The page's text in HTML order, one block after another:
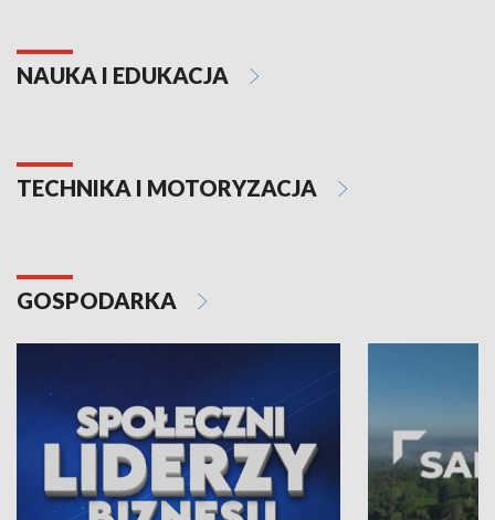
NAUKA I EDUKACJA
TECHNIKA I MOTORYZACJA
GOSPODARKA